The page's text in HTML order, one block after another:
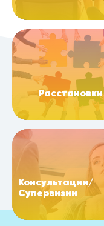
Расстановки
Консультации/
Супервизии